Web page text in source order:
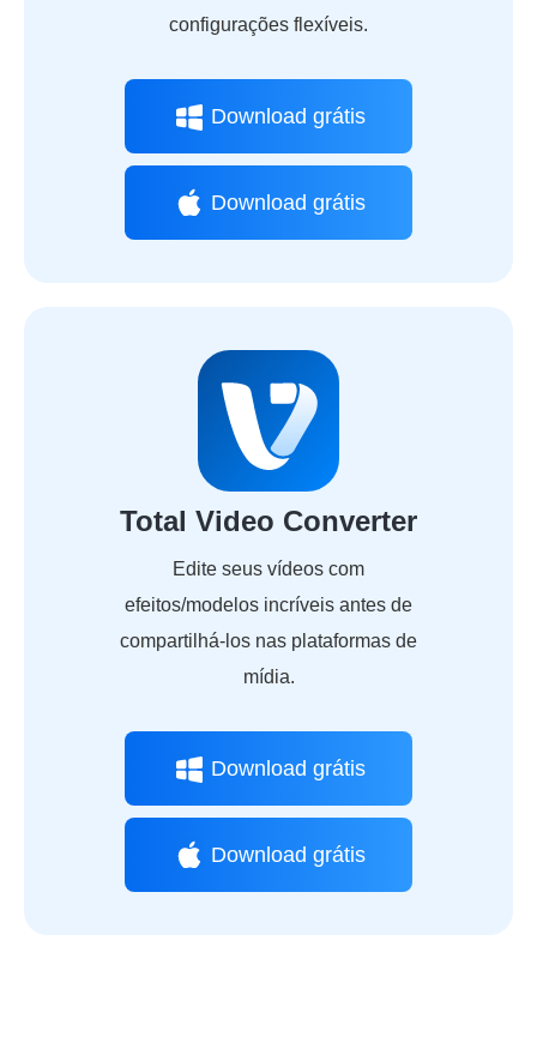
configurações flexíveis.
Download grátis
Download grátis
Total Video Converter
Edite seus vídeos com
efeitos/modelos incríveis antes de
compartilhá-los nas plataformas de
mídia.
Download grátis
Download grátis